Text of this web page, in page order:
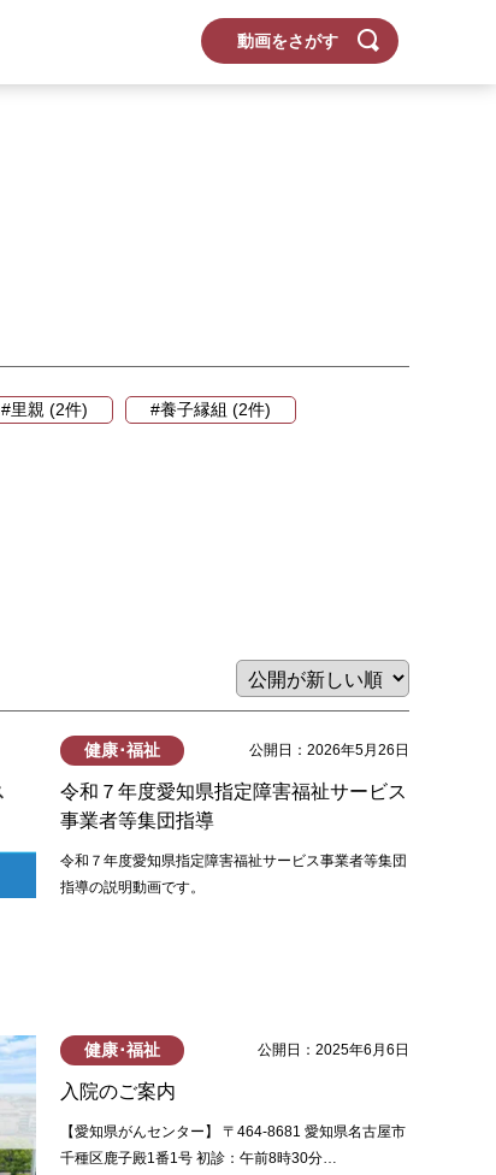
動画をさがす
#里親 (2件) #養子縁組 (2件)
健康･福祉 公開日：2026年5月26日
令和７年度愛知県指定障害福祉サービス
事業者等集団指導
令和７年度愛知県指定障害福祉サービス事業者等集団
指導の説明動画です。
健康･福祉 公開日：2025年6月6日
入院のご案内
【愛知県がんセンター】 〒464-8681 愛知県名古屋市
千種区鹿子殿1番1号 初診：午前8時30分…